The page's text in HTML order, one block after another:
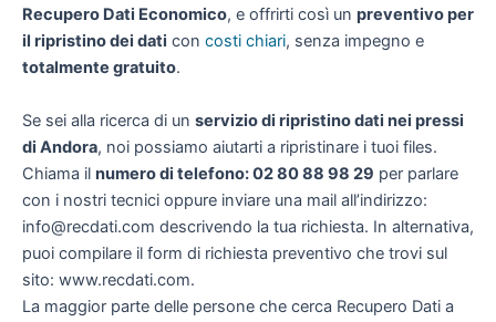
Recupero Dati Economico, e offrirti così un preventivo per
il ripristino dei dati con costi chiari, senza impegno e
totalmente gratuito.
Se sei alla ricerca di un servizio di ripristino dati nei pressi
di Andora, noi possiamo aiutarti a ripristinare i tuoi files.
Chiama il numero di telefono: 02 80 88 98 29 per parlare
con i nostri tecnici oppure inviare una mail all’indirizzo:
info@recdati.com descrivendo la tua richiesta. In alternativa,
puoi compilare il form di richiesta preventivo che trovi sul
sito: www.recdati.com.
La maggior parte delle persone che cerca Recupero Dati a